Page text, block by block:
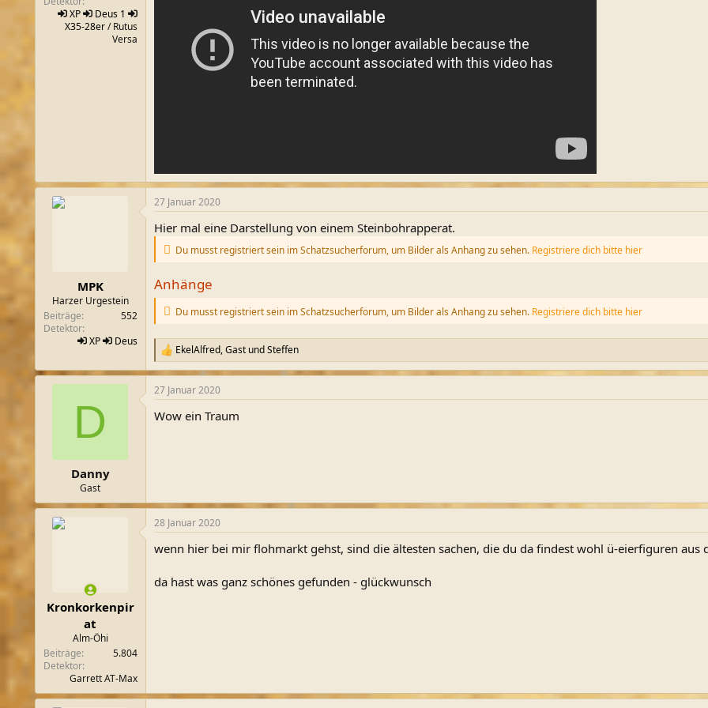
XP
Deus 1
X35-28er/ Rutus
Versa
MPK
Harzer Urgestein
Beiträge
552
Detektor
XP
Deus
27 Januar 2020
Hier mal eine Darstellung von einem Steinbohrapperat.
Du musst registriert sein im Schatzsucherforum, um Bilder als Anhang zu sehen. Registriere dich bitte hier
Anhänge
Du musst registriert sein im Schatzsucherforum, um Bilder als Anhang zu sehen. Registriere dich bitte hier
R
e
a
k
i
EkelAlfred,GastundSteffen
D
Danny
Gast
27 Januar 2020
Wow ein Traum
Kronkorkenpir
at
Alm-Öhi
Beiträge
5.804
Detektor
Garrett AT-Max
28 Januar 2020
wenn hier bei mir flohmarkt gehst, sind die ältesten sachen, die du da findest wohl ü-eierfiguren aus
da hast was ganz schönes gefunden - glückwunsch